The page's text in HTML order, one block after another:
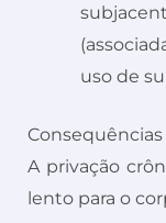
uso de
A privação
lento para o